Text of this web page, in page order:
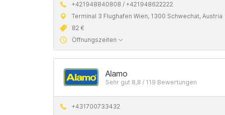
+421948840808 / +421948622222
Terminal 3 Flughafen Wien, 1300 Schwechat, Austria
82 €
Öffnungszeiten
Alamo
Sehr gut 8,8 / 119 Bewertungen
+431700733432